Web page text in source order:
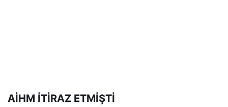
AİHM İTİRAZ ETMİŞTİ